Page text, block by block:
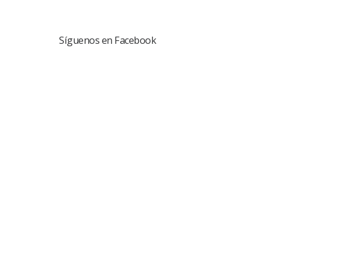
Síguenos en Facebook